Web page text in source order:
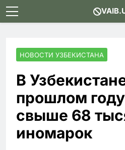
Skip
to
НОВОСТИ УЗБЕКИСТАНА
В
прошлом
свыше 68
иномарок